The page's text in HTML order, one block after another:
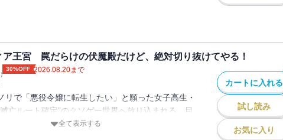
中（紫苑視点）
、大規模地震災害にあった王立学園です！
するわ、王都から助けはこないわ、相変わらずのて
す。
家の謎が明かされるなどストーリーも加速していま
思いきや、持ち前の行動力で家族とガチ和解、さら
従者を味方に引きずり込む暴走ムーブに突入！だ
の美青年が物語をさらなるカオスに導いていく。バ
命に、バッドエンド上等で立ち向かえ！
ドアイビーにてコミカライズ連載中！PV累計500万
役令嬢ファンタジー、まさかの新装版再登場！
王宮 罠だらけの伏魔殿だけど、絶対切り抜けてやる！
30%OFF 2026.08.20まで
リで「悪役令嬢に転生したい」と願った女子高生・
亡ルート確定”のクソゲー世界へ放り込まれる。目
救済イベントの欠片も存在しない破滅仕様の世界。
全て表示する
カートに入れる
試し読み
お気に入り